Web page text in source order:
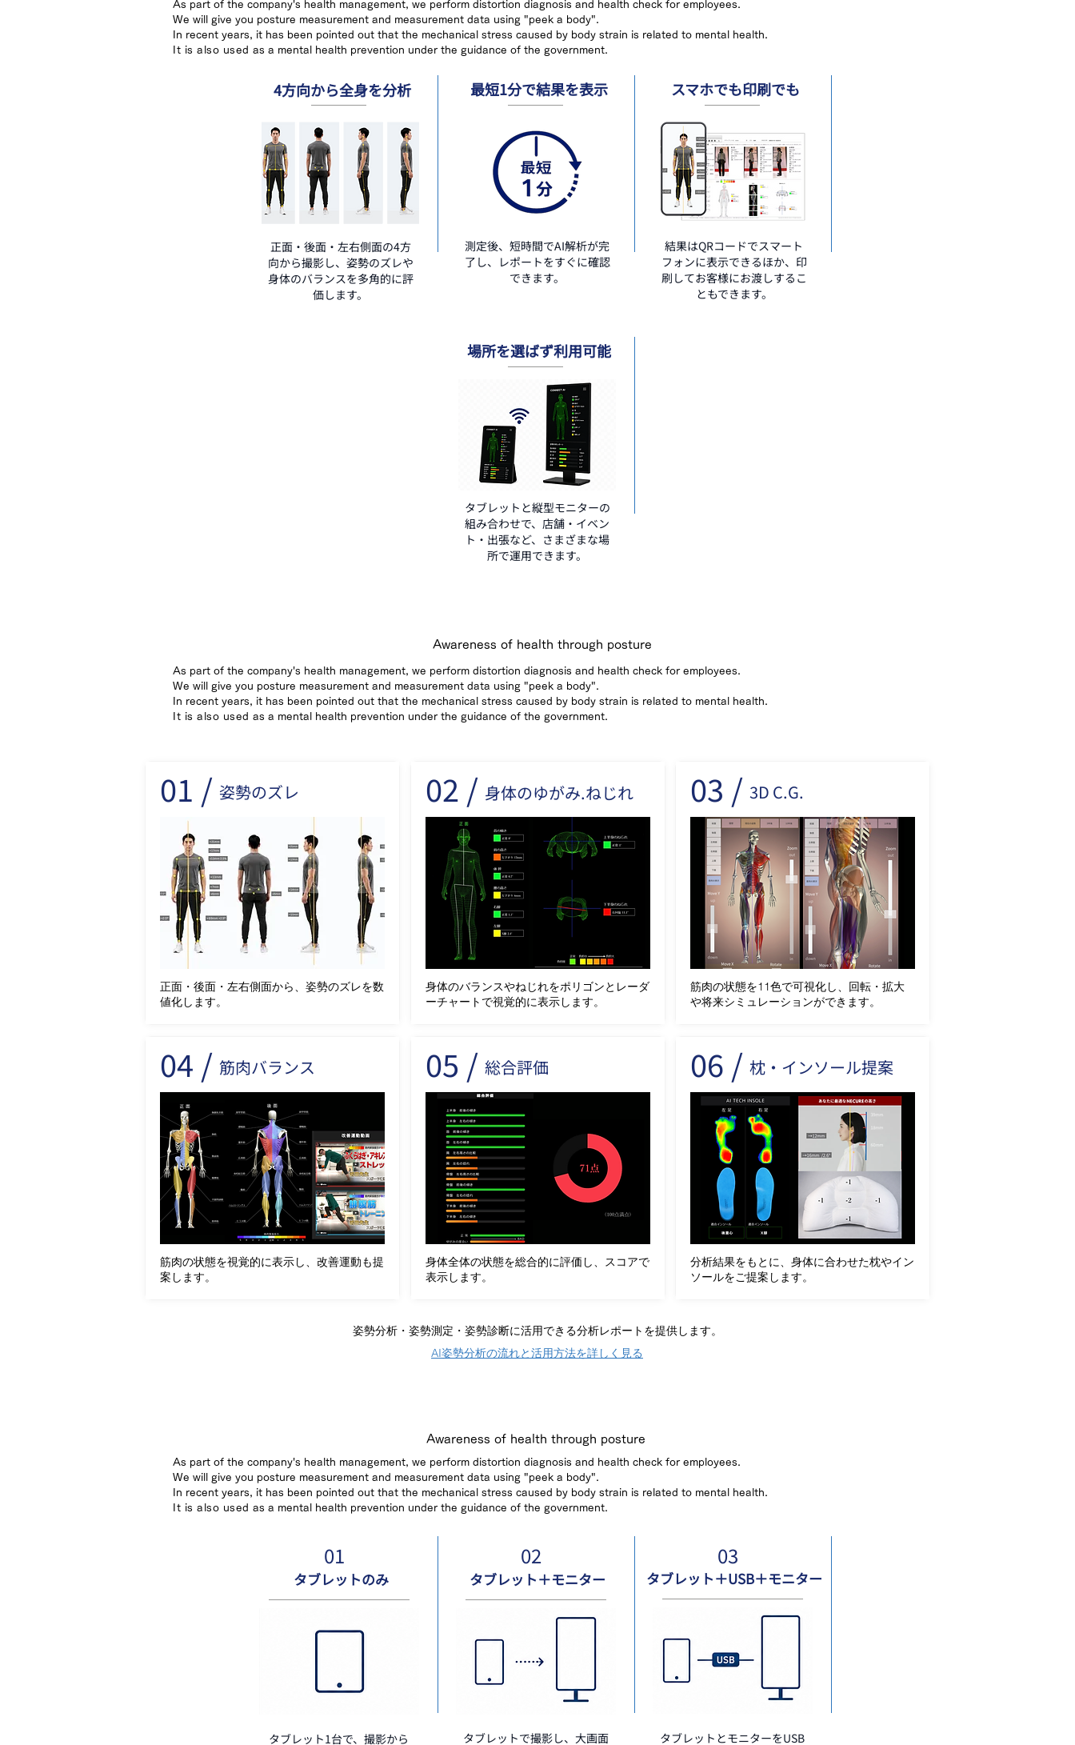
As part of the company's health management, we perform distortion diagnosis and health check for employees.
We will give you posture measurement and measurement data using "peek a body".
In recent years, it has been pointed out that the mechanical stress caused by body strain is related to mental health.
It is also used as a mental health prevention under the guidance of the government.
4方向から全身を分析
正面・後面・左右側面の4方
向から撮影し、姿勢のズレや
身体のバランスを多角的に評
価します。
最短1分で結果を表示
測定後、短時間でAI解析が完
了し、レポートをすぐに確認
できます。
スマホでも印刷でも
結果はQRコードでスマート
フォンに表示できるほか、印
刷してお客様にお渡しするこ
ともできます。
場所を選ばず利用可能
タブレットと縦型モニターの
組み合わせで、店舗・イベン
ト・出張など、さまざまな場
所で運用できます。
Awareness of health through posture
As part of the company's health management, we perform distortion diagnosis and health check for employees.
We will give you posture measurement and measurement data using "peek a body".
In recent years, it has been pointed out that the mechanical stress caused by body strain is related to mental health.
It is also used as a mental health prevention under the guidance of the government.
01 / 姿勢のズレ
正面・後面・左右側面から、姿勢のズレを数
値化します。
04 / 筋肉バランス
筋肉の状態を視覚的に表示し、改善運動も提
案します。
02 / 身体のゆがみ.ねじれ
身体のバランスやねじれをポリゴンとレーダ
ーチャートで視覚的に表示します。
05 / 総合評価
身体全体の状態を総合的に評価し、スコアで
表示します。
03 / 3D C.G.
筋肉の状態を11色で可視化し、回転・拡大
や将来シミュレーションができます。
06 / 枕・インソール提案
分析結果をもとに、身体に合わせた枕やイン
ソールをご提案します。
姿勢分析・姿勢測定・姿勢診断に活用できる分析レポートを提供します。
AI姿勢分析の流れと活用方法を詳しく見る
Awareness of health through posture
As part of the company's health management, we perform distortion diagnosis and health check for employees.
We will give you posture measurement and measurement data using "peek a body".
In recent years, it has been pointed out that the mechanical stress caused by body strain is related to mental health.
It is also used as a mental health prevention under the guidance of the government.
01
タブレットのみ
タブレット1台で、撮影から
02
タブレット＋モニター
タブレットで撮影し、大画面
03
タブレット＋USB＋モニター
タブレットとモニターをUSB